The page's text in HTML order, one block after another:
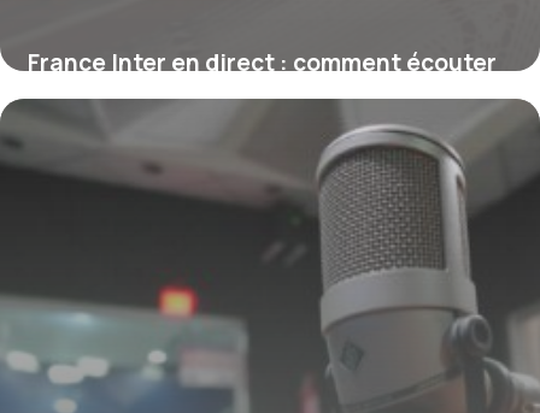
France Inter en direct : comment écouter
la radio en live